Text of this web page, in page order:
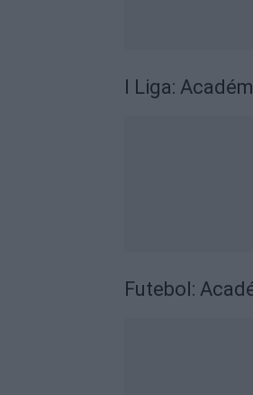
I Liga:
Futebol: